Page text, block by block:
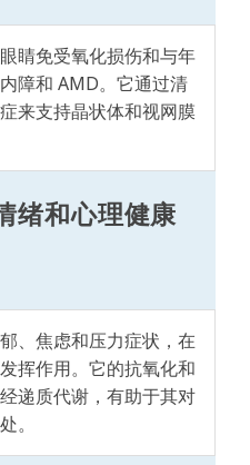
睛免受氧化损伤和与年
障和 AMD。它通过清
来支持晶状体和视网膜
绪和心理健康
、焦虑和压力症状，在
挥作用。它的抗氧化和
递质代谢，有助于其对
。